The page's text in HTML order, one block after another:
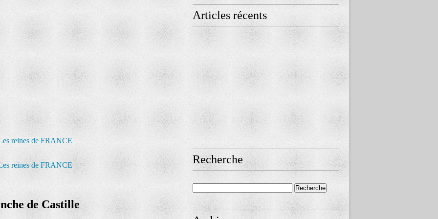
de Castille
Articles récents
Recherche